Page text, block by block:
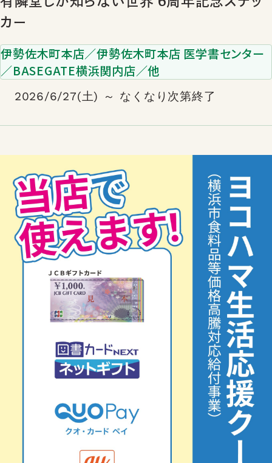
カー
伊勢佐木町本店／伊勢佐木町本店 医学書センター
／BASEGATE横浜関内店／他
2026/6/27(土) ～ なくなり次第終了